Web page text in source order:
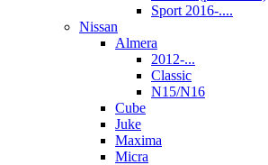
Sport 2016-....
Nissan
Almera
2012-...
Classic
N15/N16
Cube
Juke
Maxima
Micra